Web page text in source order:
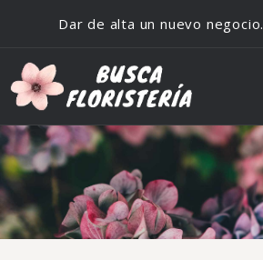
Dar de alta un nuevo negocio.